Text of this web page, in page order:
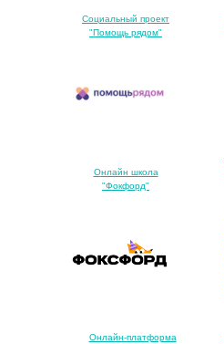
Онлайн школа
"Фокфорд"
Социальный проект
"Помощь рядом"
Онлайн-платформа